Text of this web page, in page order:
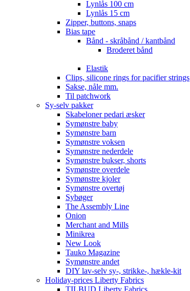
Lynlås 100 cm
Lynlås 15 cm
Zipper, buttons, snaps
Bias tape
Bånd - skråbånd / kantbånd
Broderet bånd
Elastik
Clips, silicone rings for pacifier strings
Sakse, nåle mm.
Til patchwork
Sy-selv pakker
Skabeloner pedari æsker
Symønstre baby
Symønstre barn
Symønstre voksen
Symønstre nederdele
Symønstre bukser, shorts
Symønstre overdele
Symønstre kjoler
Symønstre overtøj
Sybøger
The Assembly Line
Onion
Merchant and Mills
Minikrea
New Look
Tauko Magazine
Symønstre andet
DIY lav-selv sy-, strikke-, hækle-kit
Holiday-prices Liberty Fabrics
TILBUD Liberty Fabrics